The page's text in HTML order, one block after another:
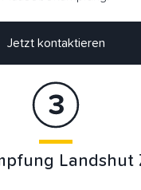
Jetzt kontaktieren
Landshut